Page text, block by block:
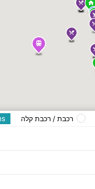
רכבת / רכבת קלה